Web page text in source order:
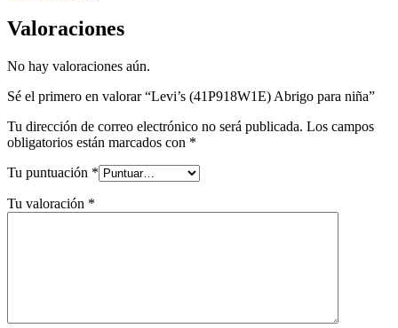
Valoraciones
No hay valoraciones aún.
Sé el primero en valorar “Levi’s (41P918W1E) Abrigo para niña”
Tu dirección de correo electrónico no será publicada. Los campos
obligatorios están marcados con *
Tu puntuación *
Tu valoración *